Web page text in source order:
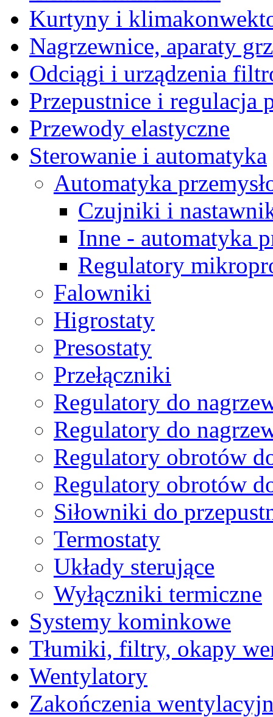
Kurtyny i
Nagrzewnice, aparaty
Odciągi i urządzenia
Przepustnice i regulacja
Przewody elastyczne
Sterowanie i automatyka
Automatyka
Czujniki i
Inne - automatyka
Regulatory
Falowniki
Higrostaty
Presostaty
Przełączniki
Regulatory do
Regulatory do
Regulatory obrotów
Regulatory obrotów
Siłowniki do
Termostaty
Układy sterujące
Wyłączniki termiczne
Systemy kominkowe
Tłumiki, filtry, okapy
Wentylatory
Zakończenia